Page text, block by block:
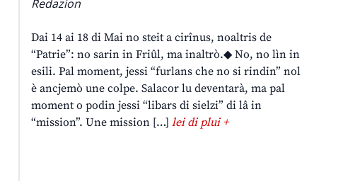
Redazion
Dai 14 ai 18 di Mai no steit a cirînus, noaltris de
“Patrie”: no sarin in Friûl, ma inaltrò.◆ No, no lìn in
esili. Pal moment, jessi “furlans che no si rindin” nol
è ancjemò une colpe. Salacor lu deventarà, ma pal
moment o podin jessi “libars di sielzi” di lâ in
“mission”. Une mission […]lei di plui +